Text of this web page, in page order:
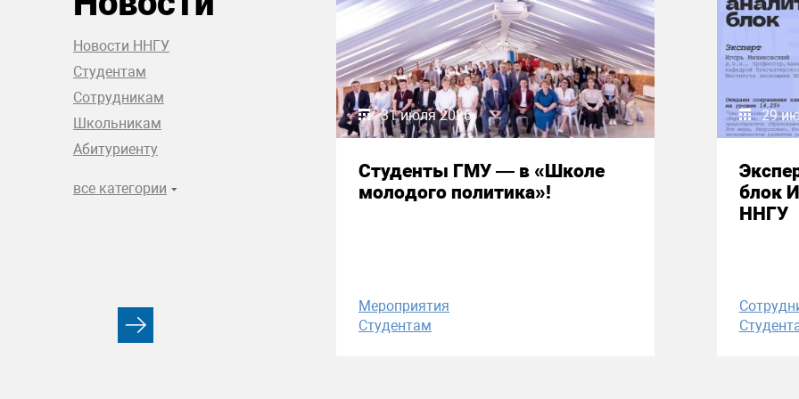
Новости ННГУ
Студентам
Сотрудникам
Школьникам
Абитуриенту
все категории
31 июля 2026
Студенты ГМУ — в «Школе
молодого политика»!
Мероприятия
Студентам
29
блок
ННГУ